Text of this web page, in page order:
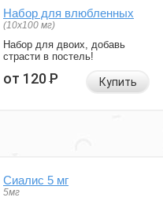
Набор для влюбленных
(10х100 мг)
Набор для двоих, добавь
страсти в постель!
от 120Р Купить
Сиалис 5 мг
5мг